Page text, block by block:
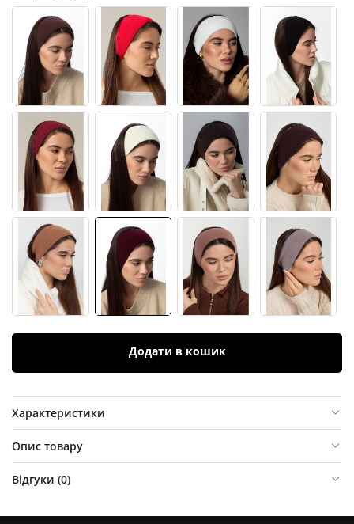
Додати в кошик
Характеристики
Опис товару
Відгуки (0)